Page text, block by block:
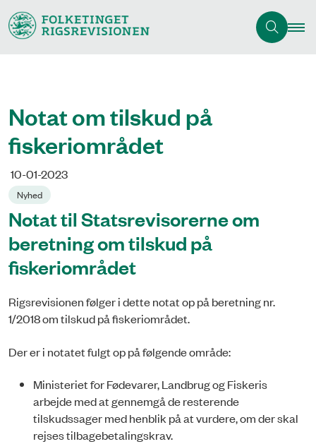
Notat om tilskud på
fiskeriområdet
10-01-2023
Nyhed
Notat til Statsrevisorerne om
beretning om tilskud på
fiskeriområdet
Rigsrevisionen følger i dette notat op på beretning nr.
1/2018 om tilskud på fiskeriområdet.
Der er i notatet fulgt op på følgende område:
Ministeriet for Fødevarer, Landbrug og Fiskeris
arbejde med at gennemgå de resterende
tilskudssager med henblik på at vurdere, om der skal
rejses tilbagebetalingskrav.